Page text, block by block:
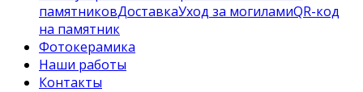
памятниковДоставкаУход за могиламиQR-код
на памятник
Фотокерамика
Наши работы
Контакты